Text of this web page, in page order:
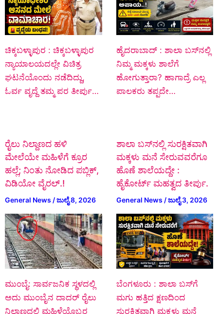
ಚಿಕ್ಕಬಳ್ಳಾಪುರ : ಚಿಕ್ಕಬಳ್ಳಾಪುರ
ನ್ಯಾಯಾಲಯದಲ್ಲೇ ವಿಚಿತ್ರ
ಘಟನೆಯೊಂದು ನಡೆದಿದ್ದು,
ಓರ್ವ ವೃದ್ದೆ ತಮ್ಮ ಪರ ತೀರ್ಪು…
ಹೈದರಾಬಾದ್ : ಶಾಲಾ ಬಸ್‌ನಲ್ಲಿ
ನಿಮ್ಮ ಮಕ್ಕಳು ಶಾಲೆಗೆ
ಹೋಗುತ್ತಾರಾ? ಹಾಗಾದ್ರೆ ಎಲ್ಲ
ಪಾಲಕರು ತಪ್ಪದೇ…
ರೈಲು ನಿಲ್ದಾಣದ ಹಳಿ
ಮೇಲೆಯೇ ಮಹಿಳೆಗೆ ಕ್ರೂರ
ಹಲ್ಲೆ; ನಿಂತು ನೋಡಿದ ಪಬ್ಲಿಕ್‌,
ವಿಡಿಯೋ ವೈರಲ್.!
General News /ಜುಲೈ 8, 2026
ಮುಂಬೈ: ಸಾರ್ವಜನಿಕ ಸ್ಥಳದಲ್ಲಿ
ಅದು ಮುಂಬೈನ ದಾದರ್ ರೈಲು
ನಿಲ್ದಾಣದಲ್ಲಿ ಮಹಿಳೆಯೊಬ್ಬರ
ಶಾಲಾ ಬಸ್‌ನಲ್ಲಿ ಸುರಕ್ಷಿತವಾಗಿ
ಮಕ್ಕಳು ಮನೆ ಸೇರುವವರೆಗೂ
ಹೊಣೆ ಶಾಲೆಯದ್ದೇ :
ಹೈಕೋರ್ಟ್ ಮಹತ್ವದ ತೀರ್ಪು.
General News /ಜುಲೈ 3, 2026
ಬೆಂಗಳೂರು : ಶಾಲಾ ಬಸ್‌ಗೆ
ಮಗು ಹತ್ತಿದ ಕ್ಷಣದಿಂದ
ಸುರಕ್ಷಿತವಾಗಿ ಮಕ್ಕಳು ಮನೆ